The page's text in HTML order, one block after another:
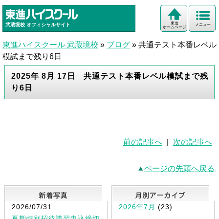
武蔵境校 オフィシャルサイト メニュー
東進
ホームページ
東進ハイスクール 武蔵境校 » ブログ » 共通テスト本番レベル
模試まで残り6日
2025年 8月 17日 共通テスト本番レベル模試まで残
り6日
前の記事へ 次の記事へ
ページの先頭へ戻る
新着写真
2026/07/31
2026年7月 (23)